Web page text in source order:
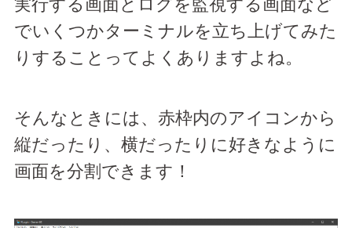
実行する画面とログを監視する画面など
でいくつかターミナルを立ち上げてみた
りすることってよくありますよね。
そんなときには、赤枠内のアイコンから
縦だったり、横だったりに好きなように
画面を分割できます！